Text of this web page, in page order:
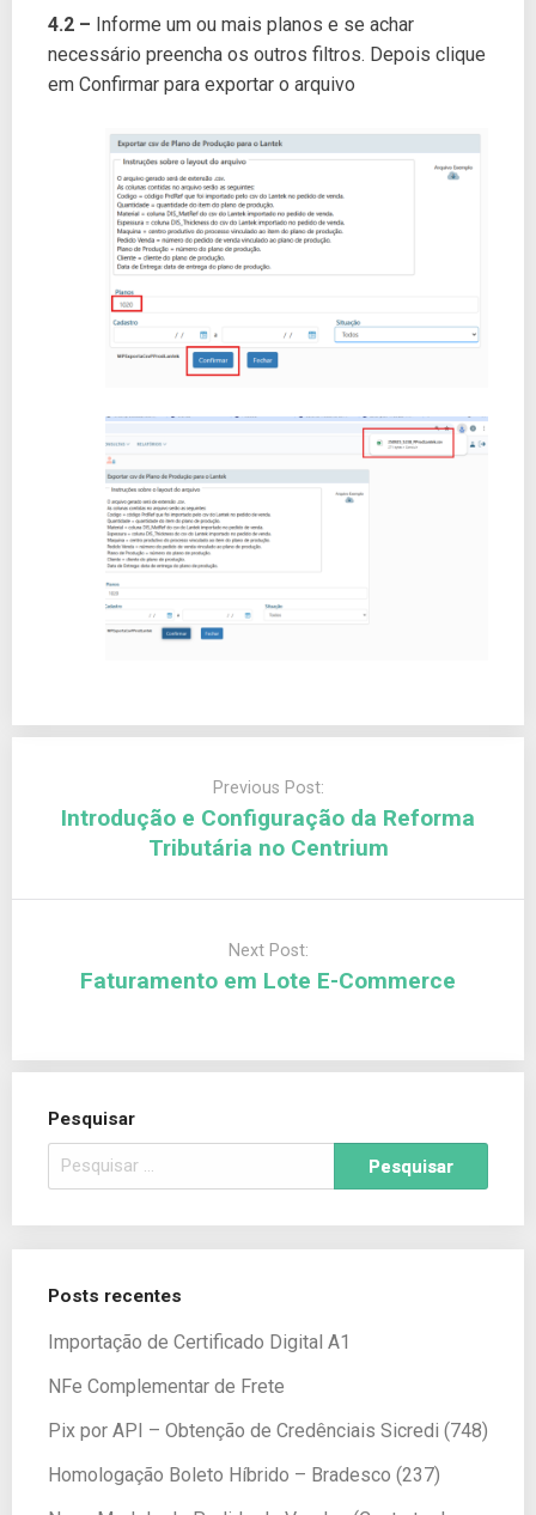
4.2 – Informe um ou mais planos e se achar
necessário preencha os outros filtros. Depois clique
em Confirmar para exportar o arquivo
Previous Post:
Introdução e Configuração da Reforma
Tributária no Centrium
Next Post:
Faturamento em Lote E-Commerce
Pesquisar
Posts recentes
Importação de Certificado Digital A1
NFe Complementar de Frete
Pix por API – Obtenção de Credênciais Sicredi (748)
Homologação Boleto Híbrido – Bradesco (237)